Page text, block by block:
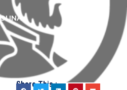
Share This :